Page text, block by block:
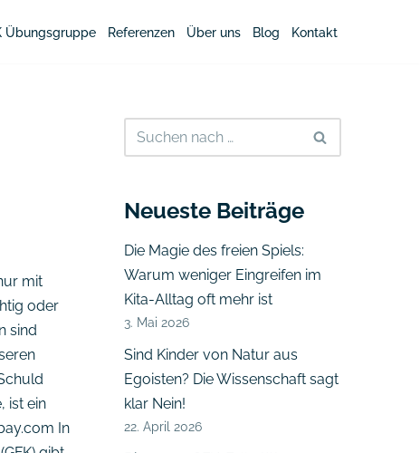
Übungsgruppe Referenzen Über uns Blog Kontakt
mit
oder
sind
ist ein
In
Neueste Beiträge
Die Magie des freien Spiels:
Warum weniger Eingreifen im
Kita-Alltag oft mehr ist
3. Mai 2026
Sind Kinder von Natur aus
Egoisten? Die Wissenschaft sagt
klar Nein!
22. April 2026